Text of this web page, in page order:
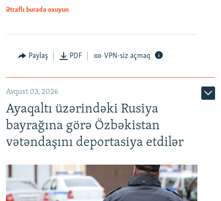
Ətraflı burada oxuyun
Paylaş PDF VPN-siz açmaq
Avqust 03, 2026
Ayaqaltı üzərindəki Rusiya
bayrağına görə Özbəkistan
vətəndaşını deportasiya etdilər